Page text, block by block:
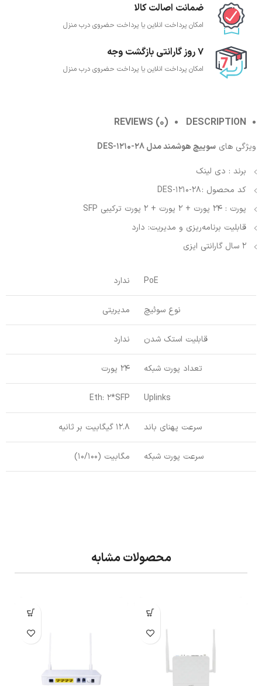
ضمانت اصالت کالا
امکان پرداخت انلاین یا پرداخت حضروی درب منزل
7 روز گارانتی بازگشت وجه
امکان پرداخت انلاین یا پرداخت حضروی درب منزل
DESCRIPTION
REVIEWS (0)
ویژگی های سوییچ هوشمند مدل DES-1210-28
برند : دی لینک
کد محصول : DES-1210-28
پورت : 24 پورت + 2 پورت + 2 پورت ترکیبی SFP
قابلیت برنامه‌ریزی و مدیریت: دارد
2 سال گارانتی ایزی
PoE ندارد
نوع سوئیچ مدیریتی
قابلیت استک شدن ندارد
تعداد پورت شبکه 24 پورت
Uplinks
Eth: 2*SFP
سرعت پهنای باند 12.8 گیگابیت بر ثانیه
سرعت پورت شبکه مگابیت (10/100)
محصولات مشابه